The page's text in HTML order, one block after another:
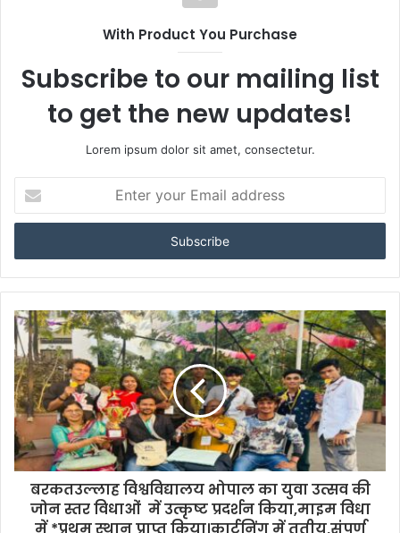
With Product You Purchase
Subscribe to our mailing list
to get the new updates!
Lorem ipsum dolor sit amet, consectetur.
your
Email
बरकतउल्लाह विश्वविद्यालय भोपाल का युवा उत्सव की
जोन स्तर विधाओं में उत्कृष्ट प्रदर्शन किया,माइम विधा
में *प्रथम स्थान प्राप्त किया।कार्टूनिंग में तृतीय,संपूर्ण